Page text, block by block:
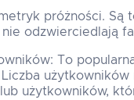
próżności.
odzwierciedlają
To
użytkowników,